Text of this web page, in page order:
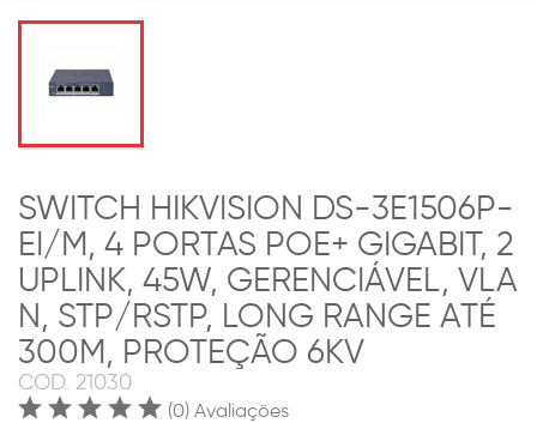
SWITCH HIKVISION DS-3E1506P-
EI/M, 4 PORTAS POE+ GIGABIT, 2
UPLINK, 45W, GERENCIÁVEL, VLA
N, STP/RSTP, LONG RANGE ATÉ
300M, PROTEÇÃO 6KV
COD. 21030
(0) Avaliações